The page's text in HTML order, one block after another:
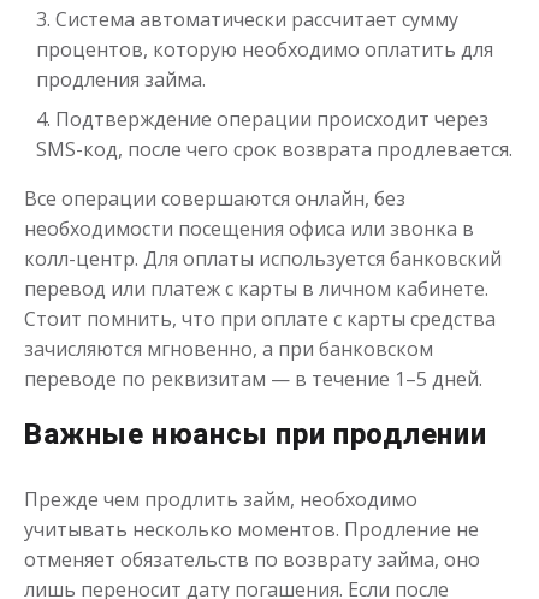
Система автоматически рассчитает сумму
процентов, которую необходимо оплатить для
продления займа.
Подтверждение операции происходит через
SMS-код, после чего срок возврата продлевается.
Все операции совершаются онлайн, без
необходимости посещения офиса или звонка в
колл-центр. Для оплаты используется банковский
перевод или платеж с карты в личном кабинете.
Стоит помнить, что при оплате с карты средства
зачисляются мгновенно, а при банковском
переводе по реквизитам — в течение 1–5 дней.
Важные нюансы при продлении
Прежде чем продлить займ, необходимо
учитывать несколько моментов. Продление не
отменяет обязательств по возврату займа, оно
лишь переносит дату погашения. Если после